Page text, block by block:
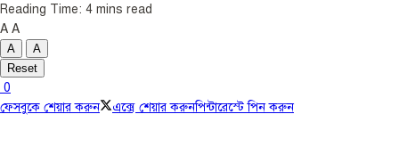
Reading Time: 4 mins read
A A
A
A
Reset
0
ফেসবুকে শেয়ার করুন
এক্সে শেয়ার করুনপিন্টারেস্টে পিন করুন